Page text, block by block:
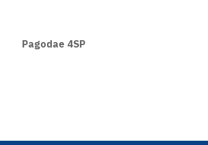
Pagodae 4SP